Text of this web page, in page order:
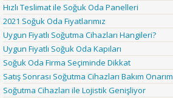
Hızlı Teslimat ile Soğuk Oda Panelleri
2021 Soğuk Oda Fiyatlarımız
Uygun Fiyatlı Soğutma Cihazları Hangileri?
Uygun Fiyatlı Soğuk Oda Kapıları
Soğuk Oda Firma Seçiminde Dikkat
Satış Sonrası Soğutma Cihazları Bakım Onarım
Soğutma Cihazları ile Lojistik Genişliyor